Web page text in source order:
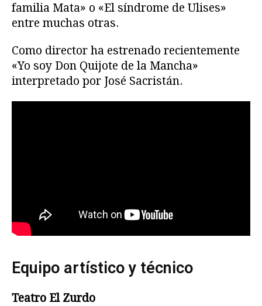
familia Mata» o «El síndrome de Ulises»
entre muchas otras.
Como director ha estrenado recientemente
«Yo soy Don Quijote de la Mancha»
interpretado por José Sacristán.
Equipo artístico y técnico
Teatro El Zurdo